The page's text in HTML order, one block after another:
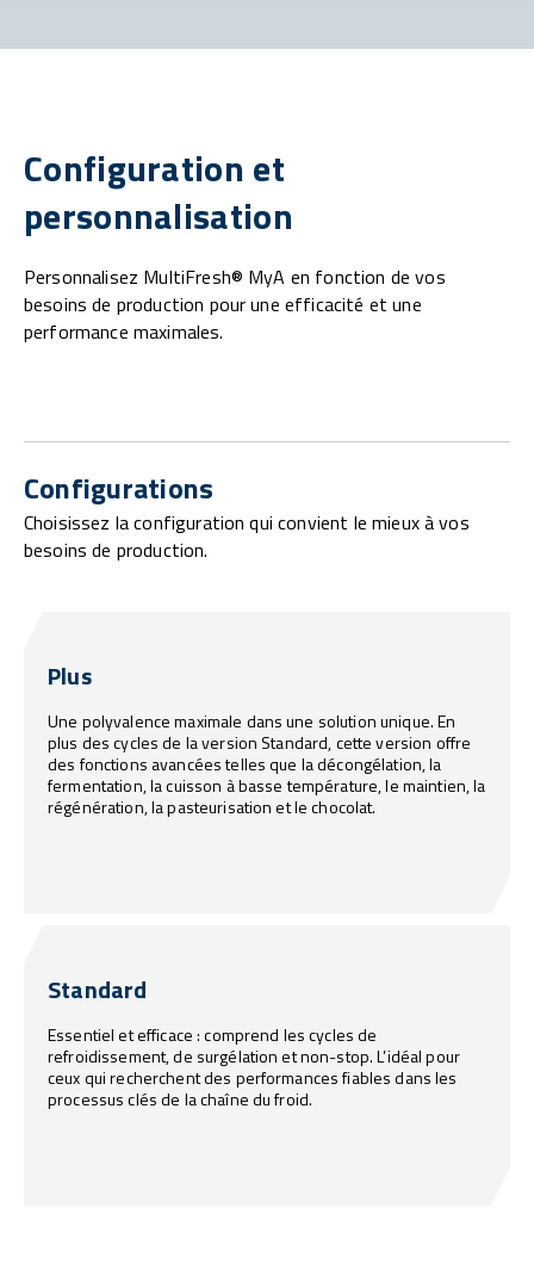
Configuration et
personnalisation
Personnalisez MultiFresh® MyA en fonction de vos
besoins de production pour une efficacité et une
performance maximales.
Configurations
Choisissez la configuration qui convient le mieux à vos
besoins de production.
Plus
Une polyvalence maximale dans une solution unique. En
plus des cycles de la version Standard, cette version offre
des fonctions avancées telles que la décongélation, la
fermentation, la cuisson à basse température, le maintien, la
régénération, la pasteurisation et le chocolat.
Standard
Essentiel et efficace : comprend les cycles de
refroidissement, de surgélation et non-stop. L’idéal pour
ceux qui recherchent des performances fiables dans les
processus clés de la chaîne du froid.